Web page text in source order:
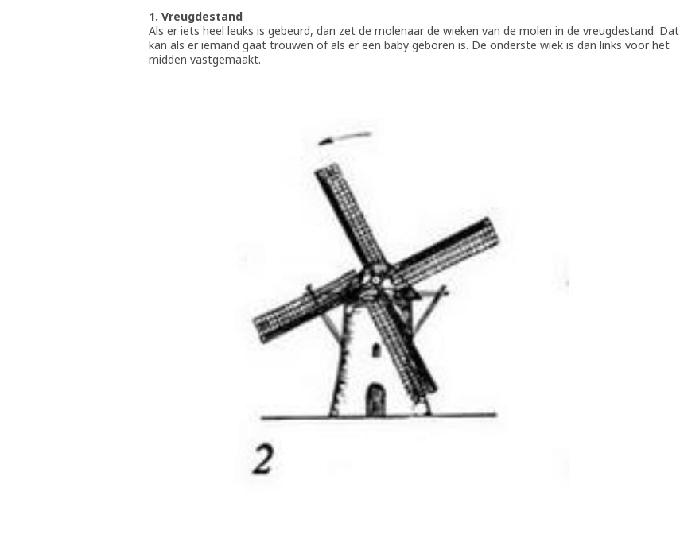
1. Vreugdestand
Als er iets heel leuks is gebeurd, dan zet de molenaar de wieken van de molen in de vreugdestand. Dat
kan als er iemand gaat trouwen of als er een baby geboren is. De onderste wiek is dan links voor het
midden vastgemaakt.